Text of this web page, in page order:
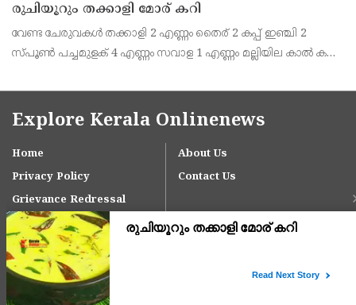
രുചിയൂറും തക്കാളി മോര് കറി
വേണ്ട ചേരുവകൾ തക്കാളി 2 എണ്ണം തൈര് 2 കപ്പ് ഇഞ്ചി 2
സ്പൂൺ പച്ചമുളക് 4 എണ്ണം സവാള 1 എണ്ണം മല്ലിയില കാൽ കപ്പ്
കറിവേപ്പില 2 തണ്ട് തയ്യാറാക്കുന്ന വിധം തക്കാ
Explore Kerala Onlinenews
Home
About Us
Privacy Policy
Contact Us
Grievance Redressal